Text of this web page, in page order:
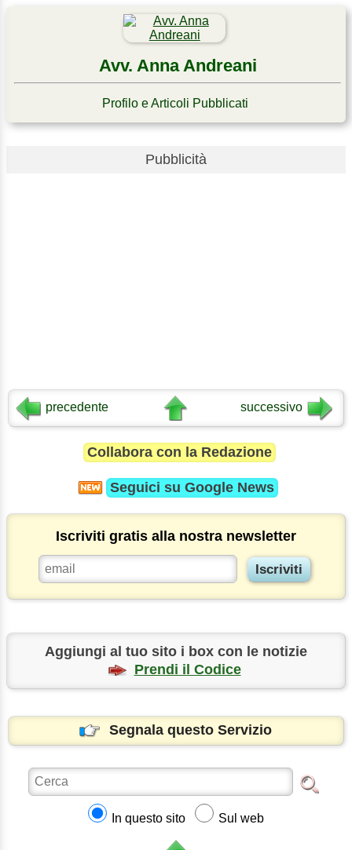
Avv. Anna Andreani
Profilo e Articoli Pubblicati
Pubblicità
precedente successivo
Collabora con la Redazione
Seguici su Google News
Iscriviti gratis alla nostra newsletter
Aggiungi al tuo sito i box con le notizie
Prendi il Codice
Segnala questo Servizio
In questo sito Sul web